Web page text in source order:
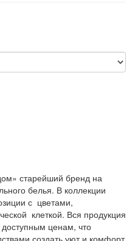
старейший бренд на
белья. В коллекции
с цветами,
клеткой. Вся продукция
доступным ценам, что